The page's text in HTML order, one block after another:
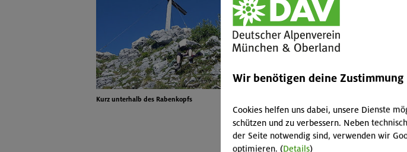
Kurz unterhalb des Rabenkopfs
Gebirgsgruppe
Bayerische Voralpen
Talort
Pessenbach, 640 m
AV-Karte BY 11
Wir benötigen deine Zustimmung
Cookies helfen uns dabei, unsere Dienste
schützen und zu verbessern. Neben
der Seite notwendig sind, verwenden wir
optimieren. (Details)